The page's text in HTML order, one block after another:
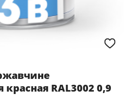
RAL3002 0,9